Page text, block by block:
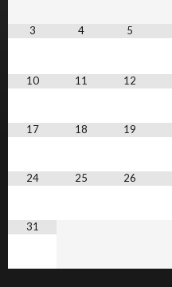
3 4 5
10 11 12
17 18 19
24 25 26
31